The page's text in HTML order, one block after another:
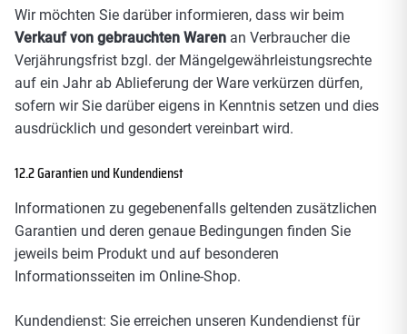
Wir möchten Sie darüber informieren, dass wir beim
Verkauf von gebrauchten Waren an Verbraucher die
Verjährungsfrist bzgl. der Mängelgewährleistungsrechte
auf ein Jahr ab Ablieferung der Ware verkürzen dürfen,
sofern wir Sie darüber eigens in Kenntnis setzen und dies
ausdrücklich und gesondert vereinbart wird.
12.2 Garantien und Kundendienst
Informationen zu gegebenenfalls geltenden zusätzlichen
Garantien und deren genaue Bedingungen finden Sie
jeweils beim Produkt und auf besonderen
Informationsseiten im Online-Shop.
Kundendienst: Sie erreichen unseren Kundendienst für